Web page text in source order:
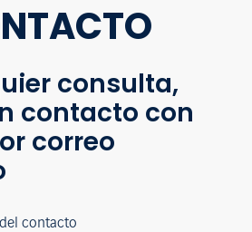
consulta,
contacto con
correo
contacto